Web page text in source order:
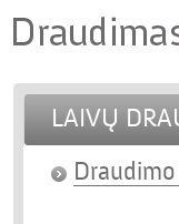
LAIVŲ